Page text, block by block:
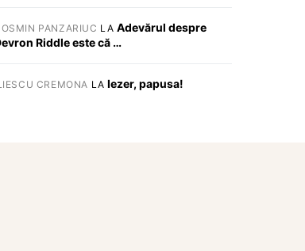
PANZARIUC LA Adevărul despre
Riddle este că …
CREMONA LA Iezer, papusa!